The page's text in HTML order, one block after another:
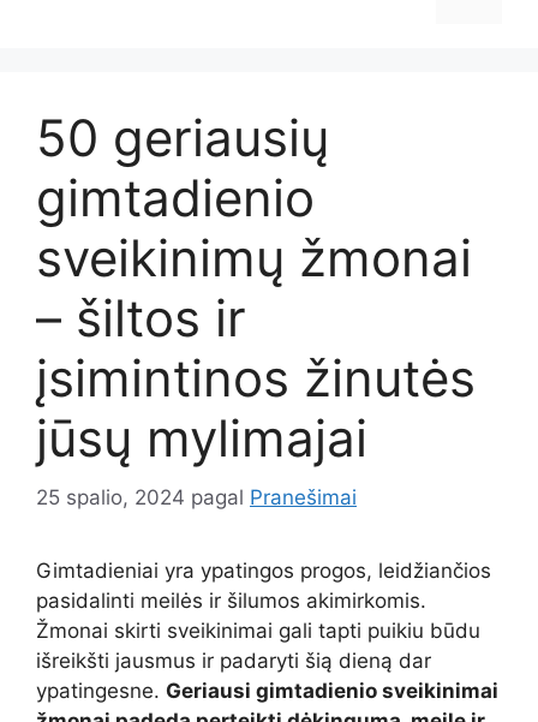
50 geriausių
gimtadienio
sveikinimų žmonai
– šiltos ir
įsimintinos žinutės
jūsų mylimajai
25 spalio, 2024 pagal Pranešimai
Gimtadieniai yra ypatingos progos, leidžiančios
pasidalinti meilės ir šilumos akimirkomis.
Žmonai skirti sveikinimai gali tapti puikiu būdu
išreikšti jausmus ir padaryti šią dieną dar
ypatingesne. Geriausi gimtadienio sveikinimai